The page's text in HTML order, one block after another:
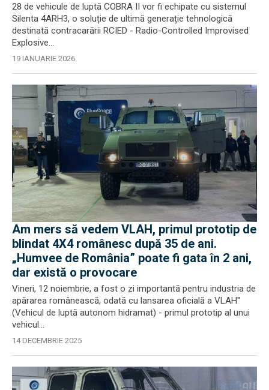
28 de vehicule de luptă COBRA II vor fi echipate cu sistemul
Silenta 4ARH3, o soluție de ultimă generație tehnologică
destinată contracarării RCIED - Radio-Controlled Improvised
Explosive...
19 IANUARIE 2026
Am mers să vedem VLAH, primul prototip de
blindat 4X4 românesc după 35 de ani.
„Humvee de România” poate fi gata în 2 ani,
dar există o provocare
Vineri, 12 noiembrie, a fost o zi importantă pentru industria de
apărarea românească, odată cu lansarea oficială a VLAH"
(Vehicul de luptă autonom hidramat) - primul prototip al unui
vehicul...
14 DECEMBRIE 2025